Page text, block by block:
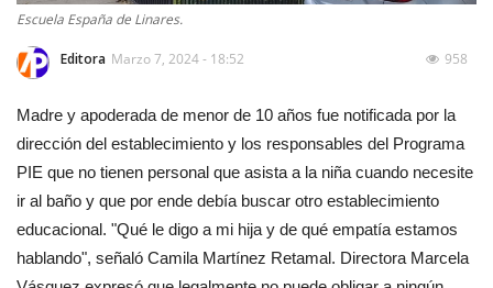
Escuela España de Linares.
Editora Marzo 7, 2024 - 18:52 958
Madre y apoderada de menor de 10 años fue notificada por la
dirección del establecimiento y los responsables del Programa
PIE que no tienen personal que asista a la niña cuando necesite
ir al baño y que por ende debía buscar otro establecimiento
educacional. "Qué le digo a mi hija y de qué empatía estamos
hablando", señaló Camila Martínez Retamal. Directora Marcela